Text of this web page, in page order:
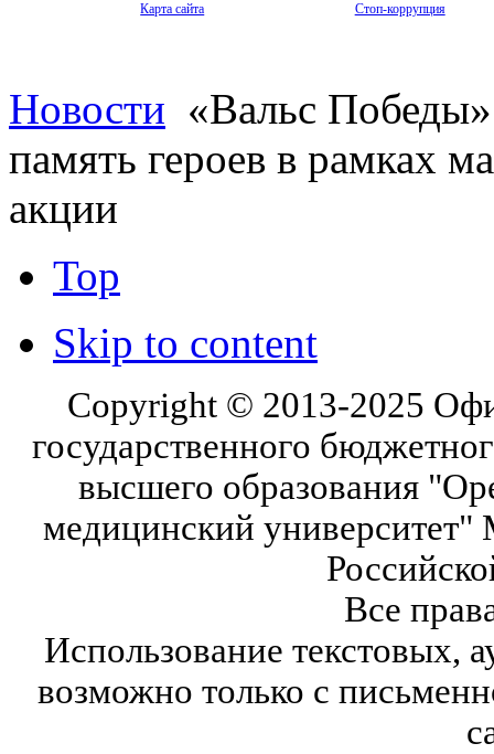
Карта сайта Стоп-коррупция
Новости «Вальс
память героев в рамках
акции
Top
Skip to content
Copyright © 2013-2025
государственного
высшего образования
медицинский университет"
Все
Использование текстовых,
возможно только с